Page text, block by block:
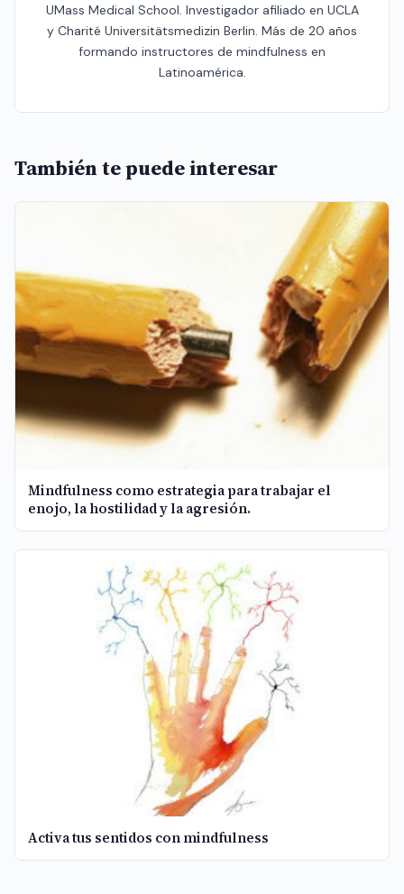
UMass Medical School. Investigador afiliado en UCLA
y Charité Universitätsmedizin Berlin. Más de 20 años
formando instructores de mindfulness en
Latinoamérica.
También te puede interesar
Mindfulness como estrategia para trabajar el
enojo, la hostilidad y la agresión.
Activa tus sentidos con mindfulness